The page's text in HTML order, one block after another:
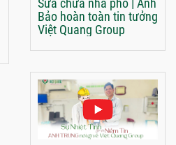
Sửa chữa nhà phố | Anh
Bảo hoàn toàn tin tưởng
Việt Quang Group